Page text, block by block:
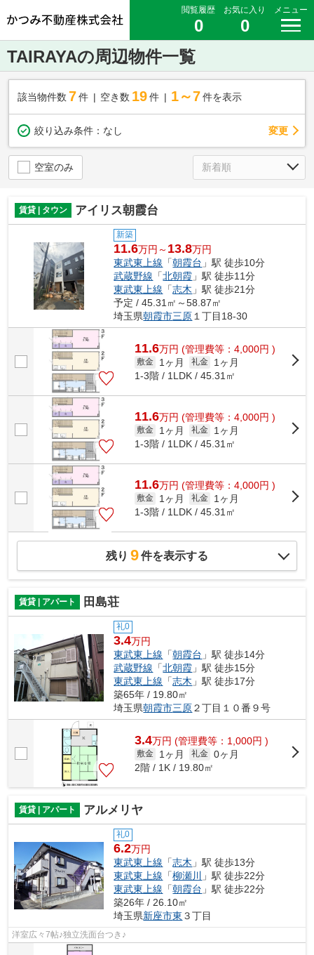
閲覧履歴
0
お気に入り
0
メニュー
TAIRAYAの周辺物件一覧
該当物件数 7件 空き数 19 件 1～7 件を表示
絞り込み条件： なし 変更
空室のみ
賃貸 | タウン アイリス朝霞台
新築
11.6万円～ 13.8万円
東武東上線 「朝霞台 」駅 徒歩10分
武蔵野線 「北朝霞 」駅 徒歩11分
東武東上線 「志木 」駅 徒歩21分
予定 / 45.31㎡～58.87㎡
埼玉県朝霞市三原１丁目18-30
11.6万円 (管理費等：4,000円 )
敷金 1ヶ月 礼金
1ヶ月
1-3階 / 1LDK / 45.31㎡
11.6万円 (管理費等：4,000円 )
敷金 1ヶ月 礼金
1ヶ月
1-3階 / 1LDK / 45.31㎡
11.6万円 (管理費等：4,000円 )
敷金 1ヶ月 礼金
1ヶ月
1-3階 / 1LDK / 45.31㎡
残り 9件を表示する
賃貸 | アパート 田島荘
礼0
3.4万円
東武東上線 「朝霞台 」駅 徒歩14分
武蔵野線 「北朝霞 」駅 徒歩15分
東武東上線 「志木 」駅 徒歩17分
築65年 / 19.80㎡
埼玉県朝霞市三原２丁目１０番９号
3.4万円 (管理費等：1,000円 )
敷金 1ヶ月 礼金 0ヶ月
2階 / 1K / 19.80㎡
賃貸 | アパート アルメリヤ
礼0
6.2万円
東武東上線 「志木 」駅 徒歩13分
東武東上線 「柳瀬川
」駅 徒歩22分
東武東上線 「朝霞台 」駅 徒歩22分
築26年 / 26.10㎡
埼玉県新座市東 ３丁目
洋室広々7帖♪独立洗面台つき♪